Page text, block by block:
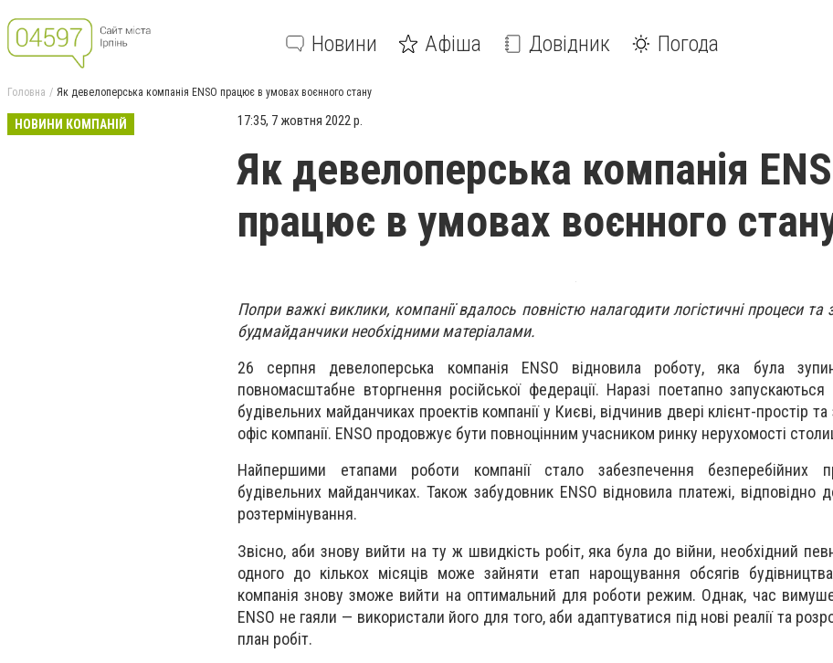
Новини Афіша Довідник Погода
Головна Як девелоперська компанія ENSO працює в умовах воєнного стану
НОВИНИ КОМПАНІЙ 17:35, 7 жовтня 2022 р.
Як девелоперська компанія
працює в умовах воєнного
Попри важкі виклики, компанії вдалось повністю налагодити логістичні процеси та
будмайданчики необхідними матеріалами.
26 серпня девелоперська компанія ENSO відновила роботу, яка була
повномасштабне вторгнення російської федерації. Наразі поетапно
будівельних майданчиках проектів компанії у Києві, відчинив двері клієнт-простір
офіс компанії. ENSO продовжує бути повноцінним учасником ринку нерухомості
Найпершими етапами роботи компанії стало забезпечення безперебійних
будівельних майданчиках. Також забудовник ENSO відновила платежі, відповідно
розтермінування.
Звісно, аби знову вийти на ту ж швидкість робіт, яка була до війни, необхідний
одного до кількох місяців може зайняти етап нарощування обсягів
компанія знову зможе вийти на оптимальний для роботи режим. Однак, час
ENSO не гаяли — використали його для того, аби адаптуватися під нові реалії та
план робіт.